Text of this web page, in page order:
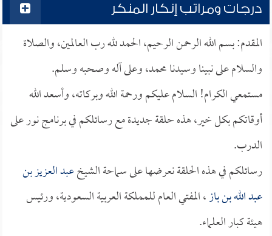
درجات ومراتب إنكار المنكر
المقدم: بسم الله الرحمن الرحيم، الحمد لله رب العالمين، والصلاة
والسلام على نبينا وسيدنا محمد، وعلى آله وصحبه وسلم.
مستمعي الكرام! السلام عليكم ورحمة الله وبركاته، وأسعد الله
أوقاتكم بكل خير، هذه حلقة جديدة مع رسائلكم في برنامج نور على
الدرب.
رسائلكم في هذه الحلقة نعرضها على سماحة الشيخعبد العزيز بن
عبد الله بن باز، المفتي العام للمملكة العربية السعودية، ورئيس
هيئة كبار العلماء.